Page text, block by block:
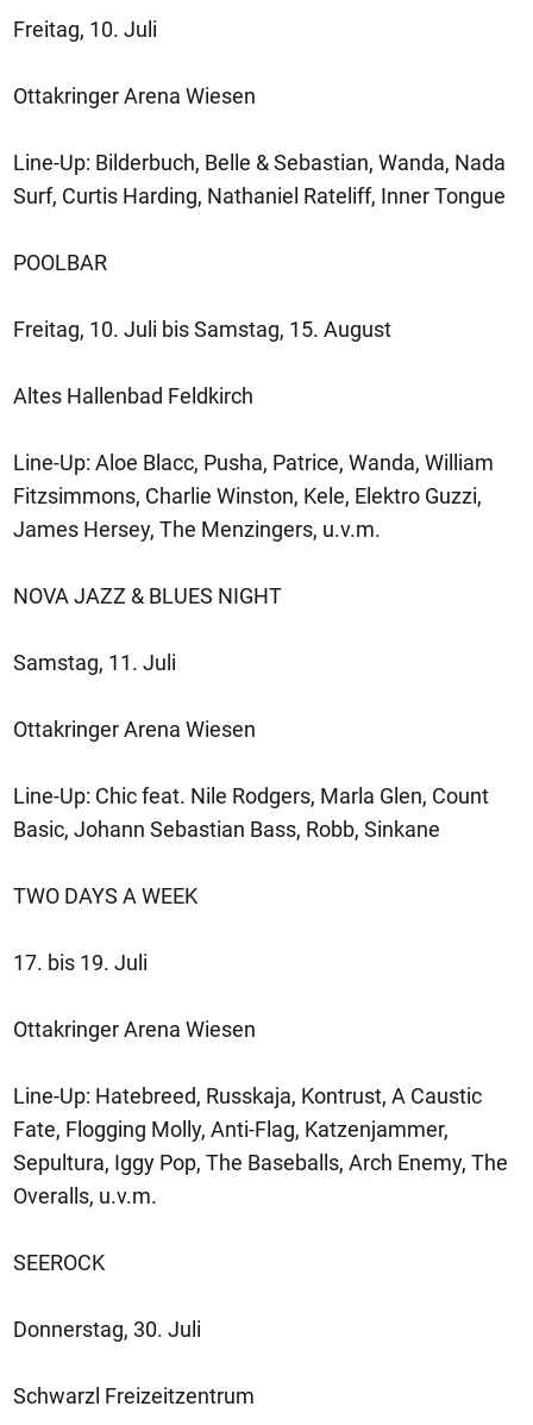
Freitag, 10. Juli
Ottakringer Arena Wiesen
Line-Up: Bilderbuch, Belle & Sebastian, Wanda, Nada
Surf, Curtis Harding, Nathaniel Rateliff, Inner Tongue
POOLBAR
Freitag, 10. Juli bis Samstag, 15. August
Altes Hallenbad Feldkirch
Line-Up: Aloe Blacc, Pusha, Patrice, Wanda, William
Fitzsimmons, Charlie Winston, Kele, Elektro Guzzi,
James Hersey, The Menzingers, u.v.m.
NOVA JAZZ & BLUES NIGHT
Samstag, 11. Juli
Ottakringer Arena Wiesen
Line-Up: Chic feat. Nile Rodgers, Marla Glen, Count
Basic, Johann Sebastian Bass, Robb, Sinkane
TWO DAYS A WEEK
17. bis 19. Juli
Ottakringer Arena Wiesen
Line-Up: Hatebreed, Russkaja, Kontrust, A Caustic
Fate, Flogging Molly, Anti-Flag, Katzenjammer,
Sepultura, Iggy Pop, The Baseballs, Arch Enemy, The
Overalls, u.v.m.
SEEROCK
Donnerstag, 30. Juli
Schwarzl Freizeitzentrum